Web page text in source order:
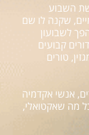
פרשת השבוע
שקנה לו שם
לשבועון
קבועים
טורים
אנשי אקדמיה
מה שאקטואלי,